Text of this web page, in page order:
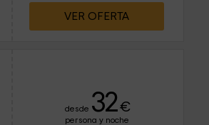
VER OFERTA
desde 32€
persona y noche